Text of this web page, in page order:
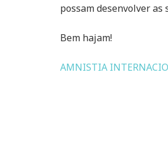
possam desenvolver
Bem hajam!
AMNISTIA